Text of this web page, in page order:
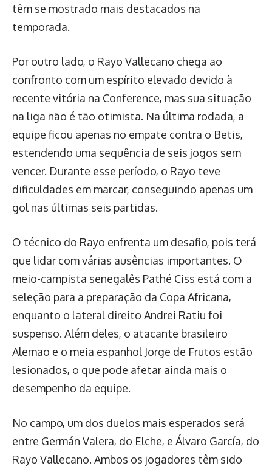
têm se mostrado mais destacados na
temporada.
Por outro lado, o Rayo Vallecano chega ao
confronto com um espírito elevado devido à
recente vitória na Conference, mas sua situação
na liga não é tão otimista. Na última rodada, a
equipe ficou apenas no empate contra o Betis,
estendendo uma sequência de seis jogos sem
vencer. Durante esse período, o Rayo teve
dificuldades em marcar, conseguindo apenas um
gol nas últimas seis partidas.
O técnico do Rayo enfrenta um desafio, pois terá
que lidar com várias ausências importantes. O
meio-campista senegalês Pathé Ciss está com a
seleção para a preparação da Copa Africana,
enquanto o lateral direito Andrei Ratiu foi
suspenso. Além deles, o atacante brasileiro
Alemao e o meia espanhol Jorge de Frutos estão
lesionados, o que pode afetar ainda mais o
desempenho da equipe.
No campo, um dos duelos mais esperados será
entre Germán Valera, do Elche, e Álvaro García, do
Rayo Vallecano. Ambos os jogadores têm sido